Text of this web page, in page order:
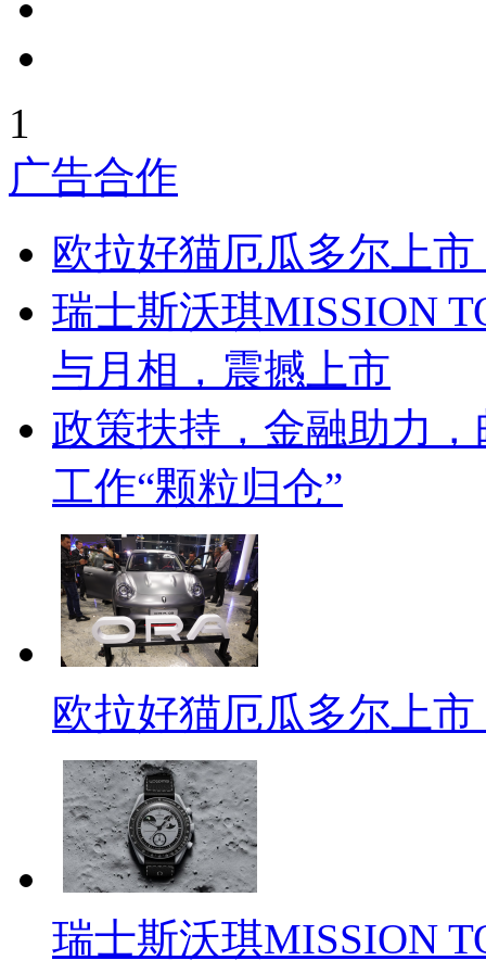
1
广告合作
欧拉好猫厄瓜多尔上
瑞士斯沃琪MISSION
与月相，震撼上市
政策扶持，金融助力
工作“颗粒归仓”
欧拉好猫厄瓜多尔上
瑞士斯沃琪MISSION